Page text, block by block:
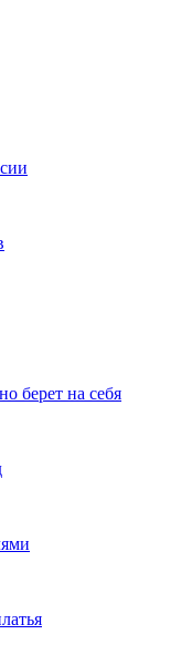
берет на себя